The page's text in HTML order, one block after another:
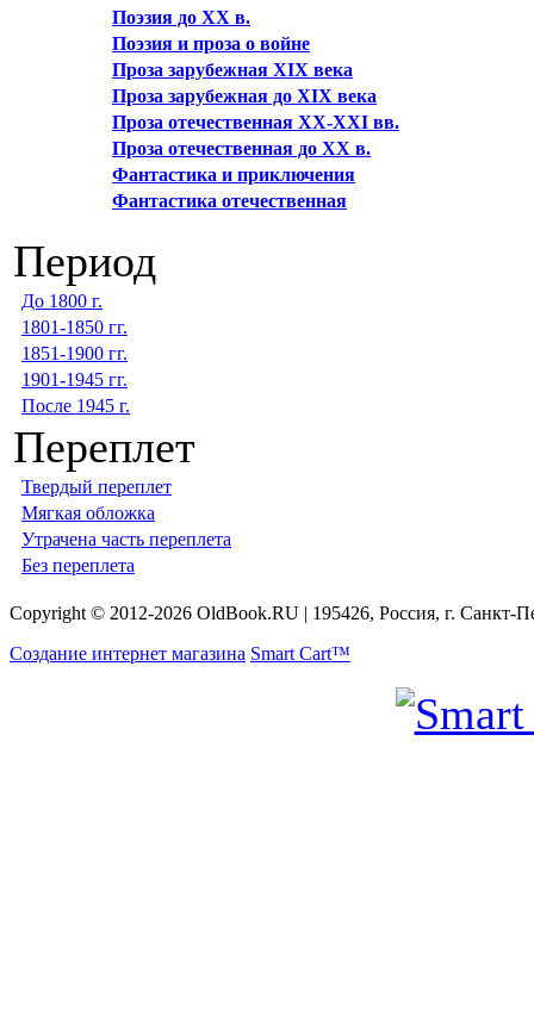
Поэзия до XX в.
Поэзия и проза о войне
Проза зарубежная XIX века
Проза зарубежная до XIX века
Проза отечественная XX-XXI вв.
Проза отечественная до XX в.
Фантастика и приключения
Фантастика отечественная
Период
До 1800 г.
1801-1850 гг.
1851-1900 гг.
1901-1945 гг.
После 1945 г.
Переплет
Твердый переплет
Мягкая обложка
Утрачена часть переплета
Без переплета
Copyright © 2012-2026 OldBook.RU | 195426, Россия, г. Санкт-
Создание интернет магазина Smart Cart™